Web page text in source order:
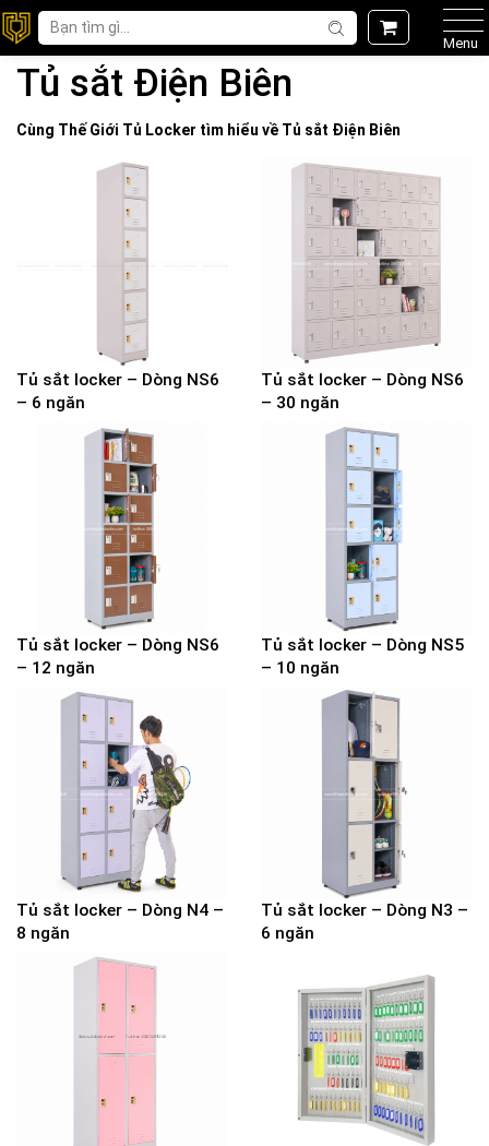
Menu
Tủ sắt Điện Biên
Cùng Thế Giới Tủ Locker tìm hiểu về Tủ sắt Điện Biên
Tủ sắt locker – Dòng NS6
– 6 ngăn
Tủ sắt locker – Dòng NS6
– 30 ngăn
Tủ sắt locker – Dòng NS6
– 12 ngăn
Tủ sắt locker – Dòng NS5
– 10 ngăn
Tủ sắt locker – Dòng N4 –
8 ngăn
Tủ sắt locker – Dòng N3 –
6 ngăn